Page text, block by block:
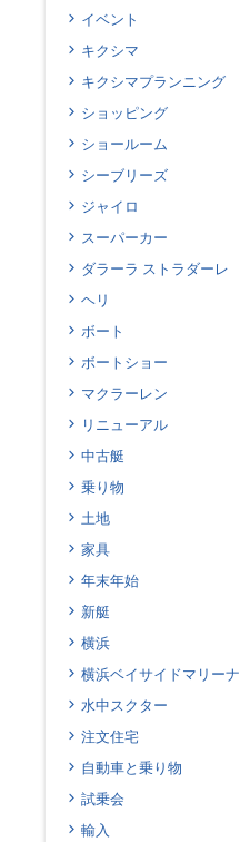
イベント
キクシマ
キクシマプランニング
ショッピング
ショールーム
シーブリーズ
ジャイロ
スーパーカー
ダラーラ ストラダーレ
ヘリ
ボート
ボートショー
マクラーレン
リニューアル
中古艇
乗り物
土地
家具
年末年始
新艇
横浜
横浜ベイサイドマリーナ
水中スクター
注文住宅
自動車と乗り物
試乗会
輸入